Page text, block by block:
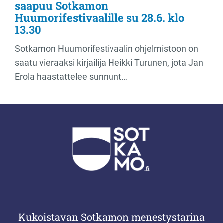
saapuu Sotkamon
Huumorifestivaalille su 28.6. klo
13.30
Sotkamon Huumorifestivaalin ohjelmistoon on
saatu vieraaksi kirjailija Heikki Turunen, jota Jan
Erola haastattelee sunnunt…
Kukoistavan Sotkamon menestystarina